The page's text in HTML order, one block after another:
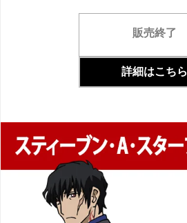
販売終了
詳細はこちら